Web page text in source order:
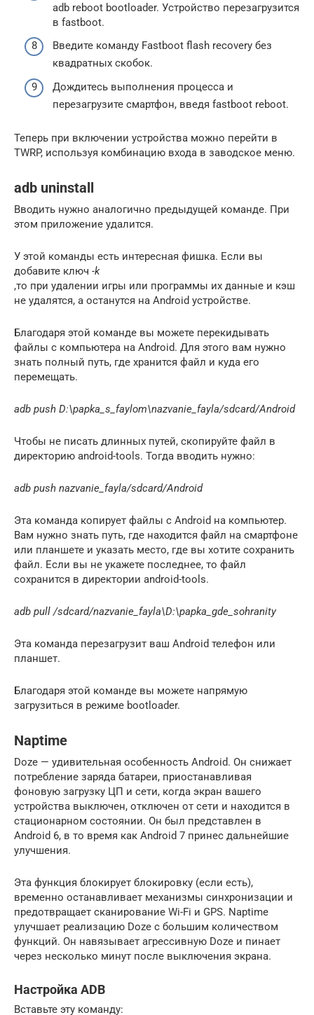
adb reboot bootloader. Устройство перезагрузится
в fastboot.
Введите команду Fastboot flash recovery без
квадратных скобок.
Дождитесь выполнения процесса и
перезагрузите смартфон, введя fastboot reboot.
Теперь при включении устройства можно перейти в
TWRP, используя комбинацию входа в заводское меню.
adb uninstall
Вводить нужно аналогично предыдущей команде. При
этом приложение удалится.
У этой команды есть интересная фишка. Если вы
добавите ключ -k
,то при удалении игры или программы их данные и кэш
не удалятся, а останутся на Android устройстве.
Благодаря этой команде вы можете перекидывать
файлы с компьютера на Android. Для этого вам нужно
знать полный путь, где хранится файл и куда его
перемещать.
adb push D:\papka_s_faylom\nazvanie_fayla/sdcard/Android
Чтобы не писать длинных путей, скопируйте файл в
директорию android-tools. Тогда вводить нужно:
adb push nazvanie_fayla/sdcard/Android
Эта команда копирует файлы с Android на компьютер.
Вам нужно знать путь, где находится файл на смартфоне
или планшете и указать место, где вы хотите сохранить
файл. Если вы не укажете последнее, то файл
сохранится в директории android-tools.
adb pull /sdcard/nazvanie_fayla\D:\papka_gde_sohranity
Эта команда перезагрузит ваш Android телефон или
планшет.
Благодаря этой команде вы можете напрямую
загрузиться в режиме bootloader.
Naptime
Doze — удивительная особенность Android. Он снижает
потребление заряда батареи, приостанавливая
фоновую загрузку ЦП и сети, когда экран вашего
устройства выключен, отключен от сети и находится в
стационарном состоянии. Он был представлен в
Android 6, в то время как Android 7 принес дальнейшие
улучшения.
Эта функция блокирует блокировку (если есть),
временно останавливает механизмы синхронизации и
предотвращает сканирование Wi-Fi и GPS. Naptime
улучшает реализацию Doze с большим количеством
функций. Он навязывает агрессивную Doze и пинает
через несколько минут после выключения экрана.
Настройка ADB
Вставьте эту команду: